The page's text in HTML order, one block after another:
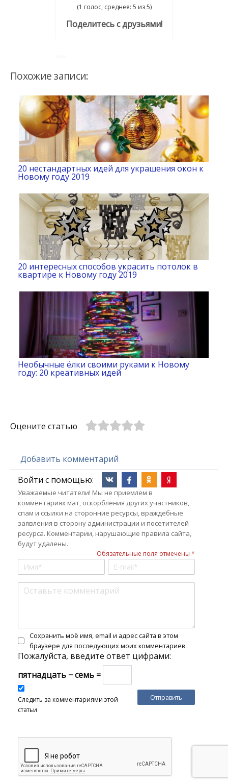
(1 голос, среднее: 5 из 5)
Поделитесь с друзьями!
Похожие записи:
20 нестандартных идей для украшения окон к
Новому году 2019
20 интересных способов украсить потолок в
квартире к Новому году 2019
Необычные ёлки своими руками к Новому
году: 20 креативных идей
Оцените статью
Добавить комментарий
Войти с помощью:
Уважаемые читатели! Мы не приемлем в
комментариях мат, оскорбления других участников,
спам и ссылки на сторонние ресурсы, враждебные
заявления в сторону администрации и посетителей
ресурса. Комментарии, нарушающие правила сайта,
будут удалены.
Обязательные поля отмечены *
Сохранить моё имя, email и адрес сайта в этом
браузере для последующих моих комментариев.
Пожалуйста, введите ответ цифрами:
пятнадцать − семь =
Следить за комментариями этой
статьи